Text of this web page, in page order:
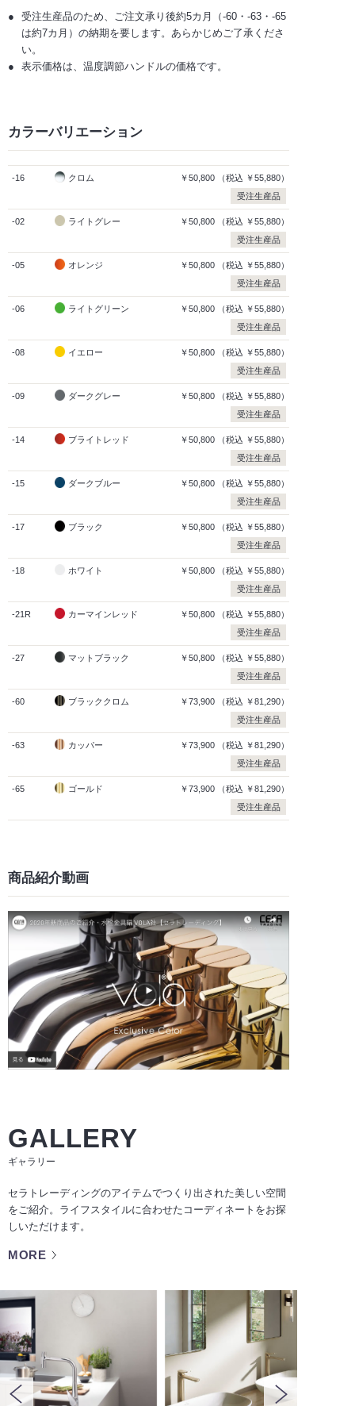
受注生産品のため、ご注文承り後約5カ月（-60・-63・-65
は約7カ月）の納期を要します。あらかじめご了承くださ
い。
表示価格は、温度調節ハンドルの価格です。
カラーバリエーション
-16 クロム ￥50,800 （税込 ￥55,880）
受注生産品
-02 ライトグレー ￥50,800 （税込 ￥55,880）
受注生産品
-05 オレンジ ￥50,800 （税込 ￥55,880）
受注生産品
-06 ライトグリーン ￥50,800 （税込 ￥55,880）
受注生産品
-08 イエロー ￥50,800 （税込 ￥55,880）
受注生産品
-09 ダークグレー ￥50,800 （税込 ￥55,880）
受注生産品
-14 ブライトレッド ￥50,800 （税込 ￥55,880）
受注生産品
-15 ダークブルー ￥50,800 （税込 ￥55,880）
受注生産品
-17 ブラック ￥50,800 （税込 ￥55,880）
受注生産品
-18 ホワイト ￥50,800 （税込 ￥55,880）
受注生産品
-21R カーマインレッド ￥50,800 （税込 ￥55,880）
受注生産品
-27 マットブラック ￥50,800 （税込 ￥55,880）
受注生産品
-60 ブラッククロム ￥73,900 （税込 ￥81,290）
受注生産品
-63 カッパー ￥73,900 （税込 ￥81,290）
受注生産品
-65 ゴールド ￥73,900 （税込 ￥81,290）
受注生産品
商品紹介動画
GALLERY
ギャラリー
セラトレーディングのアイテムでつくり出された美しい空間
をご紹介。ライフスタイルに合わせたコーディネートをお探
しいただけます。
MORE